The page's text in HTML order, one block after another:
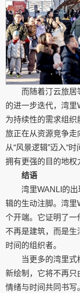
而随着汀云旅居
的进一步迭代，湾里
为持续性的需求组
旅正在从资源竞争走
从“风景逻辑”迈入“
拥有更强的目的地权
结语
湾里WANLI的
辑的生动注脚。湾里
个开端。它证明了一
不再是建筑，而是
时间的组织者。
当更多的湾里
新绘制，它将不再只
情绪与时间共同书写